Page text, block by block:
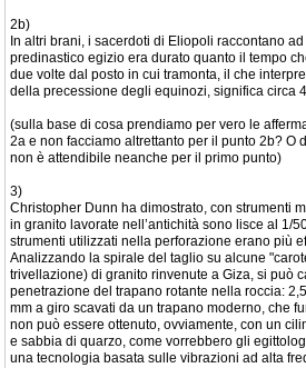
2b)
In altri brani, i sacerdoti di Eliopoli raccontano
predinastico egizio era durato quanto il tempo
due volte dal posto in cui tramonta, il che
della precessione degli equinozi, significa circa
(sulla base di cosa prendiamo per vero le
2a e non facciamo altrettanto per il punto 2b? O
non è attendibile neanche per il primo punto)
3)
Christopher Dunn ha dimostrato, con strumenti
in granito lavorate nell’antichità sono lisce al 1/
strumenti utilizzati nella perforazione erano più
Analizzando la spirale del taglio su alcune
trivellazione) di granito rinvenute a Giza, si può
penetrazione del trapano rotante nella roccia:
mm a giro scavati da un trapano moderno, che
non può essere ottenuto, ovviamente, con un
e sabbia di quarzo, come vorrebbero gli
una tecnologia basata sulle vibrazioni ad alta